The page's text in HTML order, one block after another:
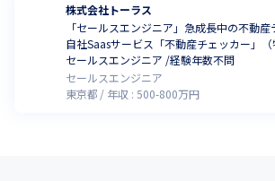
株式会社トーラス
「セールスエンジニア」急成長中の不動産
自社Saasサービス「不動産チェッカー」
セールスエンジニア /経験年数不問
セールスエンジニア
東京都
年収 : 500-800万円